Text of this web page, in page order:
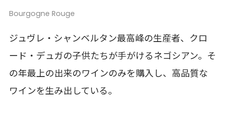
Bourgogne Rouge
ジュヴレ・シャンベルタン最高峰の生産者、クロ
ード・デュガの子供たちが手がけるネゴシアン。そ
の年最上の出来のワインのみを購入し、高品質な
ワインを生み出している。